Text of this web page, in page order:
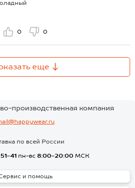
0 0
еще
производственная компания
по всей России
41 пн-вс 8:00-20:00 МСК
и помощь